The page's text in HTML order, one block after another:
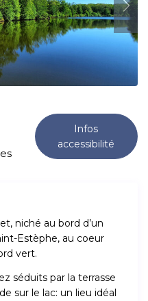
Infos
accessibilité
niché au bord d’un
Estèphe, au coeur
vert.
séduits par la terrasse
sur le lac: un lieu idéal